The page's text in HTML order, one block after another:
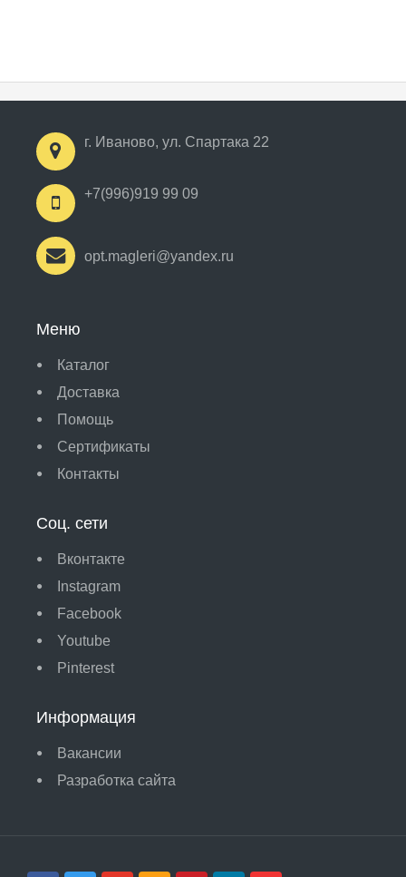
г. Иваново, ул. Спартака 22
+7(996)919 99 09
opt.magleri@yandex.ru
Меню
Каталог
Доставка
Помощь
Сертификаты
Контакты
Соц. сети
Вконтакте
Instagram
Facebook
Youtube
Pinterest
Информация
Вакансии
Разработка сайта